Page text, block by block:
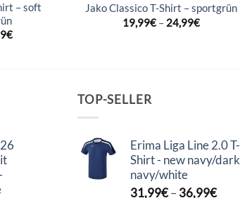
– soft
€
Jako Classico T-Shirt – sportgrün
19,99€ – 24,99€
TOP-SELLER
Erima Liga Line 2.0 T-
Shirt - new navy/dark
navy/white
31,99€– 36,99€